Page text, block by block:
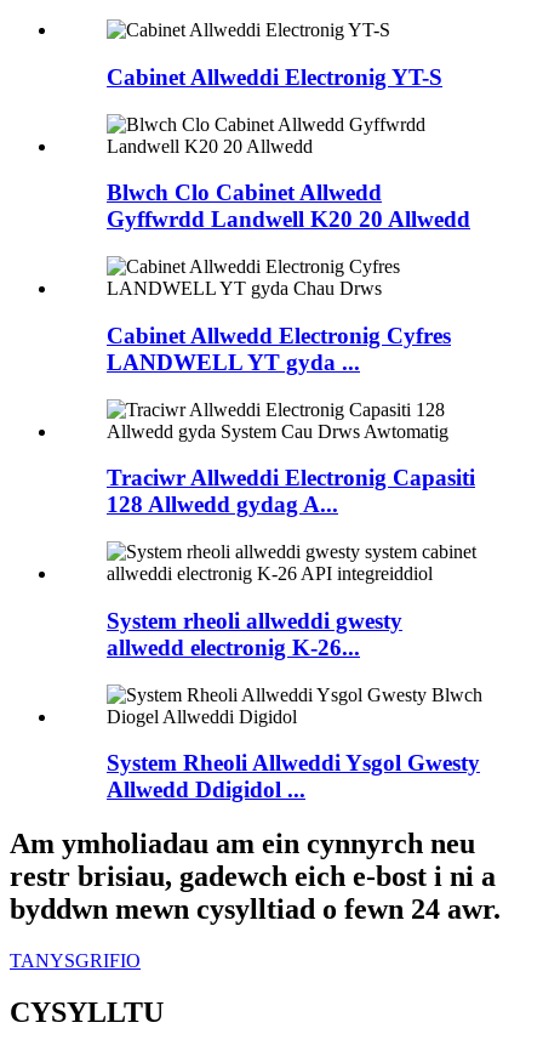
Cabinet Allweddi Electronig YT-S
Blwch Clo Cabinet Allwedd
Gyffwrdd Landwell K20 20 Allwedd
Cabinet Allwedd Electronig Cyfres
LANDWELL YT gyda ...
Traciwr Allweddi Electronig Capasiti
128 Allwedd gydag A...
System rheoli allweddi gwesty
allwedd electronig K-26...
System Rheoli Allweddi Ysgol Gwesty
Allwedd Ddigidol ...
Am ymholiadau am ein cynnyrch neu
restr brisiau, gadewch eich e-bost i ni a
byddwn mewn cysylltiad o fewn 24 awr.
TANYSGRIFIO
CYSYLLTU